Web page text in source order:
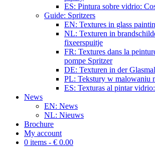
ES: Pintura sobre vidrio:
Guide: Spritzers
EN: Textures in glass
NL: Texturen in
fixeerspuitje
FR: Textures dans la
pompe Spritzer
DE: Texturen in der
PL: Tekstury w malowaniu
ES: Texturas al pintar
News
EN: News
NL: Nieuws
Brochure
My account
0 items - € 0.00